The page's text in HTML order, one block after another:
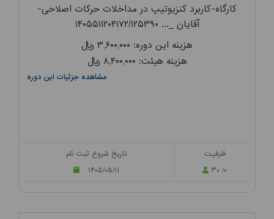
کارگاه-کاربرد کنزیوتیپ در مداخلات حرکات اصلاحی-
آقایان _... ۱۴۰۵۵۱۱۲۰۴۱۷۲/۱۲۵۳۹۰
هزینه این دوره: ۳,۶۰۰,۰۰۰
ریال
هزینه هیئت: ۸,۴۰۰,۰۰۰
ریال
مشاهده جزئیات این دوره
تاریخ شروع ثبت نام
۱۴۰۵/۰۵/۱۱
ظرفیت
۳۰ /۰